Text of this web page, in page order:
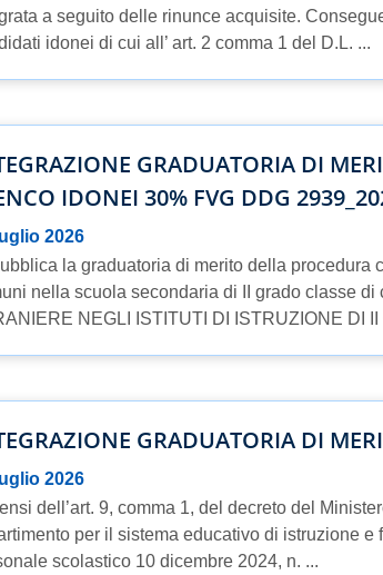
a seguito delle rinunce acquisite.
idonei di cui all’ art. 2 comma 1 del D.L. ...
GRADUATORIA DI
IDONEI 30% FVG DDG
2026
la graduatoria di merito della procedura
nella scuola secondaria di II grado classe
NEGLI ISTITUTI DI ISTRUZIONE DI
GRADUATORIA DI
2026
dell’art. 9, comma 1, del decreto del
per il sistema educativo di istruzione e
scolastico 10 dicembre 2024, n. ...